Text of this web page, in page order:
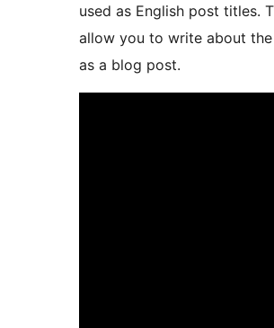
used as English post titles.
allow you to write about
as a blog post.